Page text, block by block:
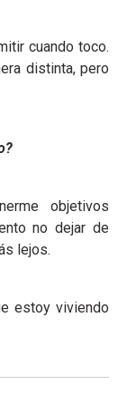
cuando toco.
distinta, pero
objetivos
no dejar de
lejos.
estoy viviendo